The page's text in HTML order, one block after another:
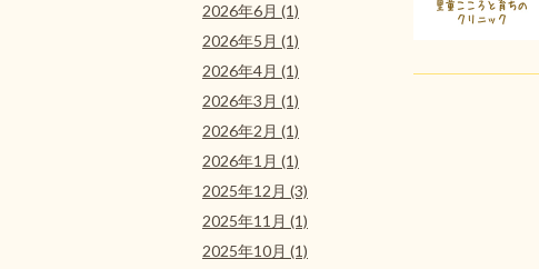
2026年6月 (1)
2026年5月 (1)
2026年4月 (1)
2026年3月 (1)
2026年2月 (1)
2026年1月 (1)
2025年12月 (3)
2025年11月 (1)
2025年10月 (1)